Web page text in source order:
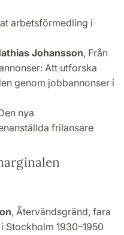
arbetsförmedling i
Johansson, Från
Att utforska
genom jobbannonser i
nya
frilansare
, Återvändsgränd, fara
Stockholm 1930–1950